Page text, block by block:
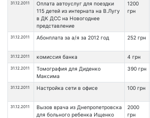
31.12.2011
Оплата автоуслуг для поездки
115 детей из интерната на В.Лугу
в ДК ДСС на Новогоднее
представление
1200
грн
31.12.2011 Абонплата за а/я за 2012 год 252 грн
31.12.2011 комиссия банка 4 грн
31.12.2011
Томография для Диденко
Максима
390 грн
31.12.2011 Настройка сети в офисе 100 грн
31.12.2011
Вызов врача из Днепропетровска
для больного ребенка Ищенко
2000
грн